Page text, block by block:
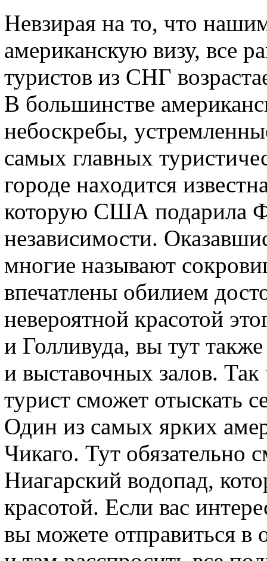
Невзирая на то, что
американскую визу, все
туристов из СНГ
В большинстве
небоскребы,
самых главных
городе находится
которую США подарила
независимости.
многие называют
впечатлены обилием
невероятной красотой
и Голливуда, вы тут
и выставочных залов.
турист сможет отыскать
Один из самых ярких
Чикаго. Тут обязательно
Ниагарский водопад,
красотой. Если вас
вы можете отправиться в